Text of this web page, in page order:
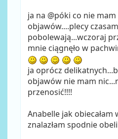
ja na @póki co nie
objawów....plecy
pobolewają...wczoraj
mnie ciągnęło w
ja oprócz
objawów nie mam
przenosić!!!!
Anabelle jak obiecałam
znalazłam spodnie